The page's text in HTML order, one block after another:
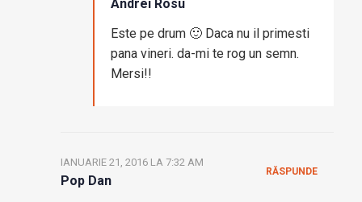
Andrei Rosu
Este pe drum 🙂 Daca nu il primesti
pana vineri. da-mi te rog un semn.
Mersi!!
Pop Dan
IANUARIE 21, 2016 LA 7:32 AM
RĂSPUNDE